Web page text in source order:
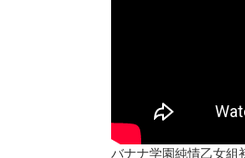
バナナ学園純情乙女組